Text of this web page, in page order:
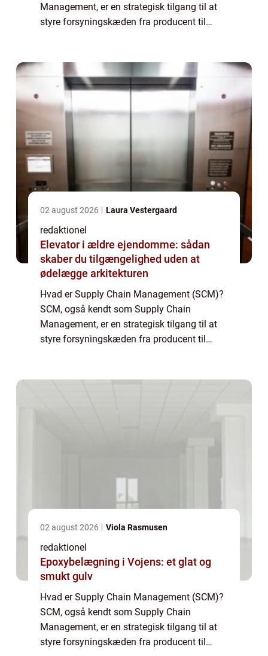
Management, er en strategisk tilgang til at
styre forsyningskæden fra producent til
nødvendig...
02 august 2026 Laura Vestergaard
redaktionel
Elevator i ældre ejendomme: sådan
skaber du tilgængelighed uden at
ødelægge arkitekturen
Hvad er Supply Chain Management (SCM)?
SCM, også kendt som Supply Chain
Management, er en strategisk tilgang til at
styre forsyningskæden fra producent til
02 august 2026 Viola Rasmusen
redaktionel
Epoxybelægning i Vojens: et glat og
smukt gulv
Hvad er Supply Chain Management (SCM)?
SCM, også kendt som Supply Chain
Management, er en strategisk tilgang til at
styre forsyningskæden fra producent til